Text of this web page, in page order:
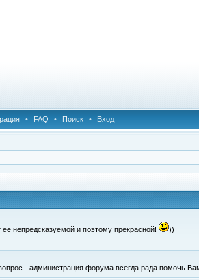
• FAQ • Поиск • Вход
непредсказуемой и поэтому прекрасной!
))
- администрация форума всегда рада помочь